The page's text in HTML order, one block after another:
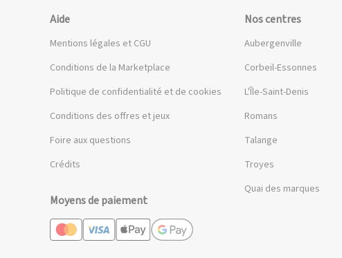
Aide
Mentions légales et CGU
Conditions de la Marketplace
Politique de confidentialité et de cookies
Conditions des offres et jeux
Foire aux questions
Crédits
Moyens de paiement
Nos centres
Aubergenville
Corbeil-Essonnes
L'Île-Saint-Denis
Romans
Talange
Troyes
Quai des marques